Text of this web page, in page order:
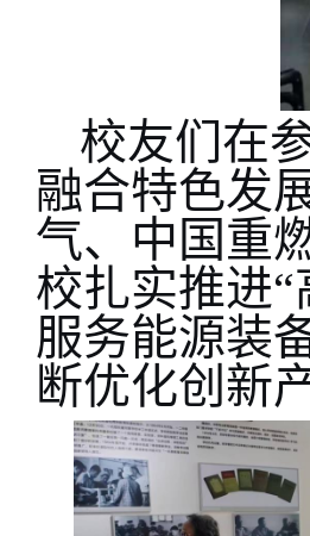
校友们在
融合特色发
气、中国重
校扎实推进
服务能源装
断优化创新